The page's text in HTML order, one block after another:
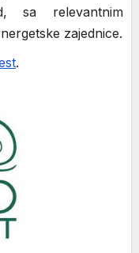
sa relevantnim
zajednice.
.